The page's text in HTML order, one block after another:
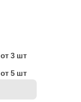
от 3 шт
от 5 шт